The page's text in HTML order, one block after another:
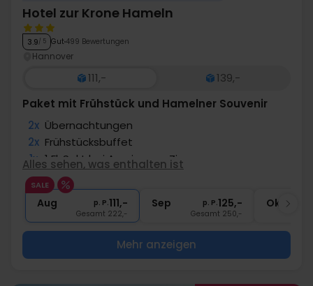
Hotel zur Krone Hameln
3.9/ 5 Gut 499 Bewertungen
Hannover
111,-
139,-
Paket mit Frühstück und Hamelner Souvenir
2x Übernachtungen
2x Frühstücksbuffet
1x 1 Fl. Sekt bei Anreise pro Zimmer
1x Abschiedsgeschenk
2x Gratis Internet
Alles sehen, was enthalten ist
SALE
Aug p. P.111,-
Gesamt 222,-
Sep p. P.125,-
Gesamt 250,-
Okt
Mehr anzeigen